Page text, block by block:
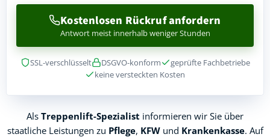
Kostenlosen Rückruf anfordern
Antwort meist innerhalb weniger Stunden
SSL-verschlüsselt DSGVO-konform
geprüfte Fachbetriebe
keine versteckten Kosten
Als Treppenlift-Spezialist informieren wir Sie über
staatliche Leistungen zu Pflege, KFWund Krankenkasse. Auf